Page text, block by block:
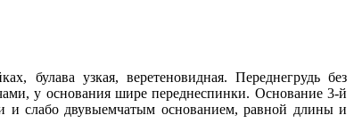
булава узкая, веретеновидная. Переднегрудь без
у основания шире переднеспинки. Основание 3-й
и слабо двувыемчатым основанием, равной длины и